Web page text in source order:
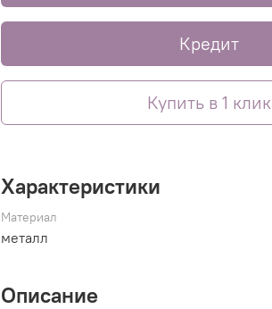
Кредит
Купить в 1 клик
Характеристики
Материал
металл
Описание